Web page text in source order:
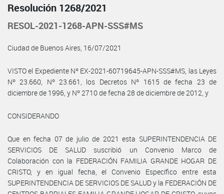
Resolución 1268/2021
RESOL-2021-1268-APN-SSS#MS
Ciudad de Buenos Aires, 16/07/2021
VISTO el Expediente Nº EX-2021-60719645-APN-SSS#MS, las Leyes
Nº 23.660, Nº 23.661, los Decretos Nº 1615 de fecha 23 de
diciembre de 1996, y Nº 2710 de fecha 28 de diciembre de 2012, y
CONSIDERANDO
Que en fecha 07 de julio de 2021 esta SUPERINTENDENCIA DE
SERVICIOS DE SALUD suscribió un Convenio Marco de
Colaboración con la FEDERACIÓN FAMILIA GRANDE HOGAR DE
CRISTO, y en igual fecha, el Convenio Específico entre esta
SUPERINTENDENCIA DE SERVICIOS DE SALUD y la FEDERACIÓN DE